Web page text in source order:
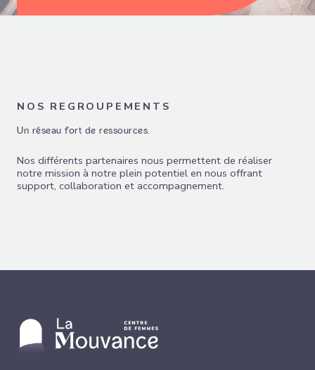
NOS REGROUPEMENTS
Un réseau fort de ressources.
Nos différents partenaires nous permettent de réaliser
notre mission à notre plein potentiel en nous offrant
support, collaboration et accompagnement.